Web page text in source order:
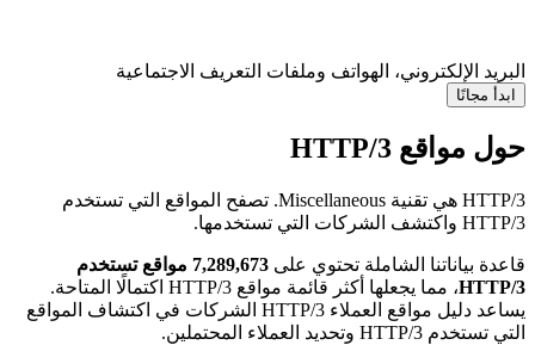
البريد الإلكتروني، الهواتف وملفات التعريف الاجتماعية
ابدأ مجانًا
حول مواقع HTTP/3
HTTP/3 هي تقنية Miscellaneous. تصفح المواقع التي تستخدم
HTTP/3 واكتشف الشركات التي تستخدمها.
قاعدة بياناتنا الشاملة تحتوي على
7,289,673 مواقع تستخدم
HTTP/3
، مما يجعلها أكثر قائمة مواقع HTTP/3 اكتمالًا المتاحة.
يساعد دليل مواقع العملاء HTTP/3 الشركات في اكتشاف المواقع
التي تستخدم HTTP/3 وتحديد العملاء المحتملين.